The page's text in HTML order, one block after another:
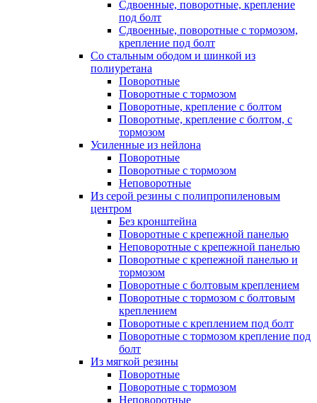
Сдвоенные, поворотные, крепление
под болт
Сдвоенные, поворотные с тормозом,
крепление под болт
Со стальным ободом и шинкой из
полиуретана
Поворотные
Поворотные с тормозом
Поворотные, крепление с болтом
Поворотные, крепление с болтом, с
тормозом
Усиленные из нейлона
Поворотные
Поворотные с тормозом
Неповоротные
Из серой резины с полипропиленовым
центром
Без кронштейна
Поворотные с крепежной панелью
Неповоротные с крепежной панелью
Поворотные с крепежной панелью и
тормозом
Поворотные с болтовым креплением
Поворотные с тормозом с болтовым
креплением
Поворотные с креплением под болт
Поворотные с тормозом крепление под
болт
Из мягкой резины
Поворотные
Поворотные с тормозом
Неповоротные